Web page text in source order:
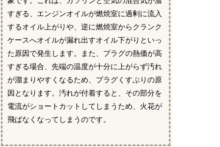
すぎる、エンジンオイルが燃焼室に過剰に流入
するオイル上がりや、逆に燃焼室からクランク
ケースへオイルが漏れ出すオイル下がりといっ
た原因で発生します。また、プラグの熱価が高
すぎる場合、先端の温度が十分に上がらず汚れ
が溜まりやすくなるため、プラグくすぶりの原
因となります。汚れが付着すると、その部分を
電流がショートカットしてしまうため、火花が
飛ばなくなってしまうのです。